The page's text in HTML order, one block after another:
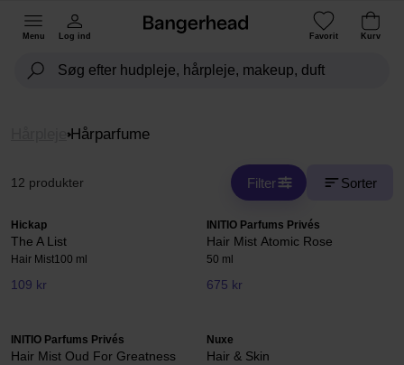
Menu Log ind Favorit Kurv
Hårparfume
12 produkter Filter Sorter
Hickap
The A List
Hair Mist100 ml
109 kr
INITIO Parfums Privés
Hair Mist Atomic Rose
50 ml
675 kr
INITIO Parfums Privés
Hair Mist Oud For Greatness
Nuxe
Hair & Skin